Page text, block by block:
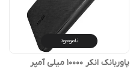
ناموجود
پاوربانک انکر 10000 میلی آمپر